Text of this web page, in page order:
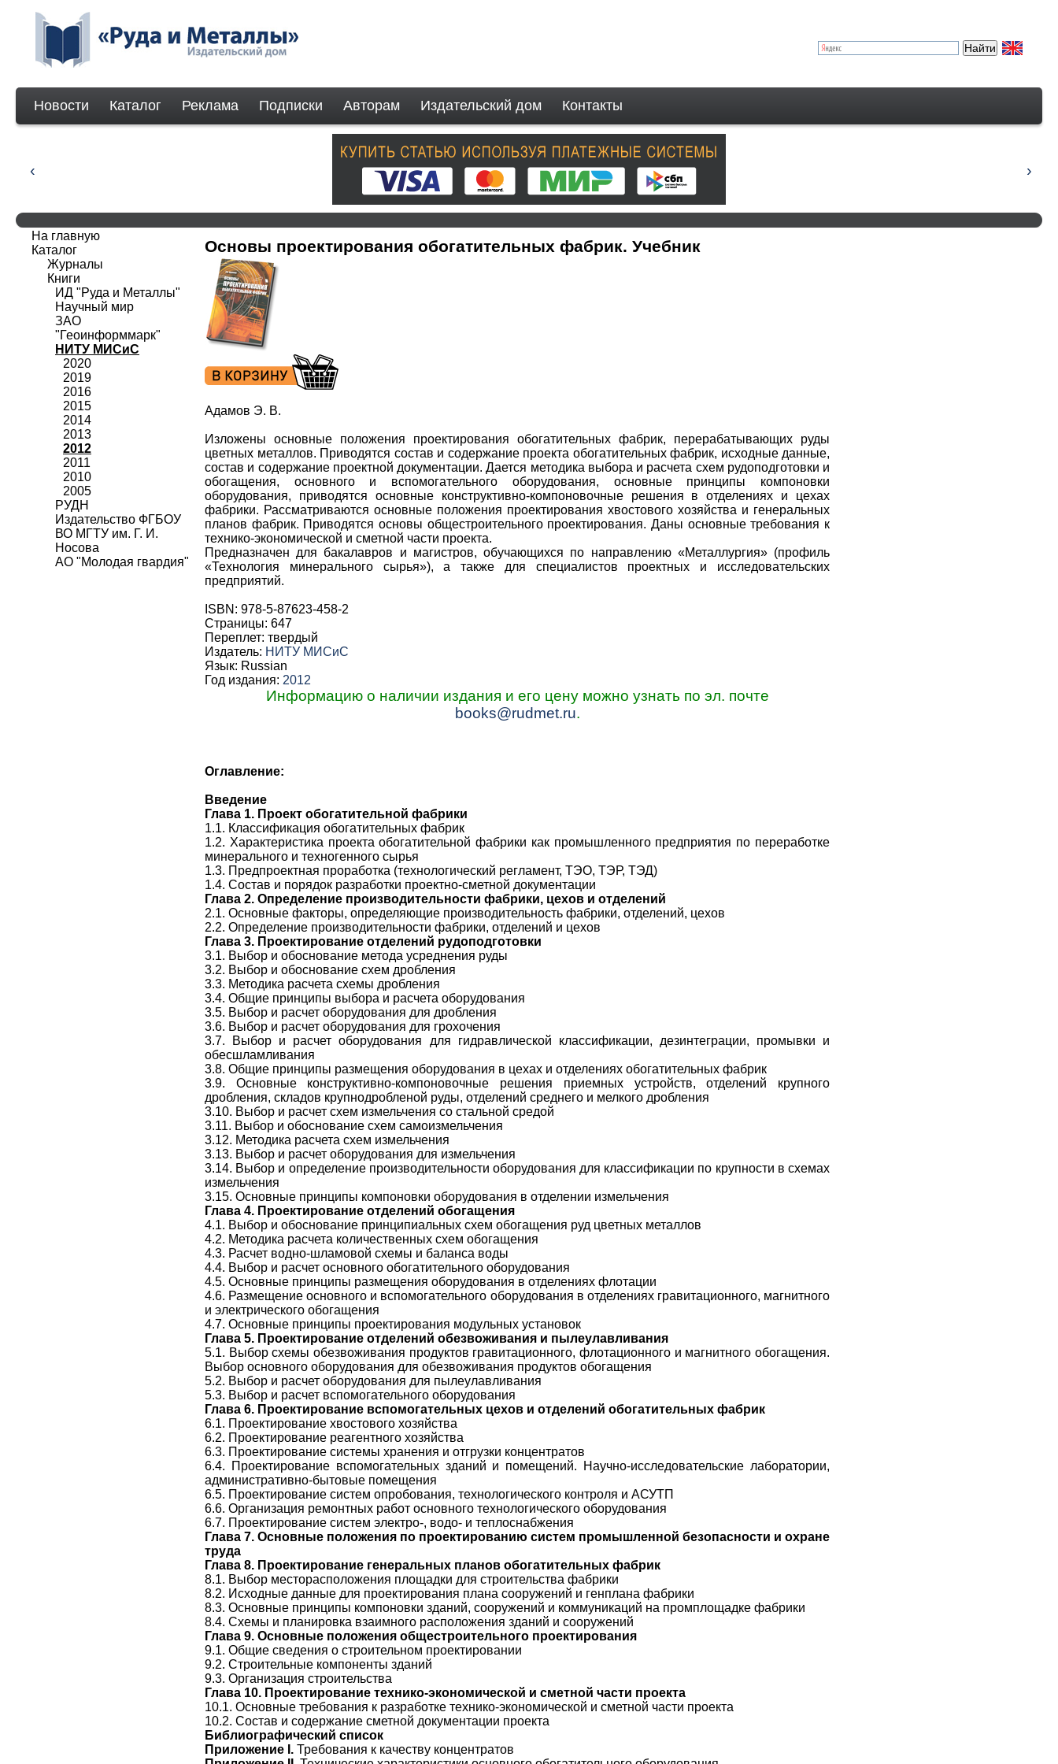
Новости Каталог Реклама Подписки Авторам Издательский дом Контакты
Основы проектирования обогатительных фабрик. Учебник
Адамов Э. В.
Изложены основные положения проектирования обогатительных фабрик, перерабатывающих руды
цветных металлов. Приводятся состав и содержание проекта обогатительных фабрик, исходные данные,
состав и содержание проектной документации. Дается методика выбора и расчета схем рудоподготовки и
обогащения, основного и вспомогательного оборудования, основные принципы компоновки
оборудования, приводятся основные конструктивно-компоновочные решения в отделениях и цехах
фабрики. Рассматриваются основные положения проектирования хвостового хозяйства и генеральных
планов фабрик. Приводятся основы общестроительного проектирования. Даны основные требования к
технико-экономической и сметной части проекта.
Предназначен для бакалавров и магистров, обучающихся по направлению «Металлургия» (профиль
«Технология минерального сырья»), а также для специалистов проектных и исследовательских
предприятий.
ISBN: 978-5-87623-458-2
Страницы: 647
Переплет: твердый
Издатель: НИТУ МИСиС
Язык: Russian
Год издания: 2012
Информацию о наличии издания и его цену можно узнать по эл. почте
books@rudmet.ru.
Оглавление:
Введение
Глава 1. Проект обогатительной фабрики
1.1. Классификация обогатительных фабрик
1.2. Характеристика проекта обогатительной фабрики как промышленного предприятия по переработке
минерального и техногенного сырья
1.3. Предпроектная проработка (технологический регламент, ТЭО, ТЭР, ТЭД)
1.4. Состав и порядок разработки проектно-сметной документации
Глава 2. Определение производительности фабрики, цехов и отделений
2.1. Основные факторы, определяющие производительность фабрики, отделений, цехов
2.2. Определение производительности фабрики, отделений и цехов
Глава 3. Проектирование отделений рудоподготовки
3.1. Выбор и обоснование метода усреднения руды
3.2. Выбор и обоснование схем дробления
3.3. Методика расчета схемы дробления
3.4. Общие принципы выбора и расчета оборудования
3.5. Выбор и расчет оборудования для дробления
3.6. Выбор и расчет оборудования для грохочения
3.7. Выбор и расчет оборудования для гидравлической классификации, дезинтеграции, промывки и
обесшламливания
3.8. Общие принципы размещения оборудования в цехах и отделениях обогатительных фабрик
3.9. Основные конструктивно-компоновочные решения приемных устройств, отделений крупного
дробления, складов крупнодробленой руды, отделений среднего и мелкого дробления
3.10. Выбор и расчет схем измельчения со стальной средой
3.11. Выбор и обоснование схем самоизмельчения
3.12. Методика расчета схем измельчения
3.13. Выбор и расчет оборудования для измельчения
3.14. Выбор и определение производительности оборудования для классификации по крупности в схемах
измельчения
3.15. Основные принципы компоновки оборудования в отделении измельчения
Глава 4. Проектирование отделений обогащения
4.1. Выбор и обоснование принципиальных схем обогащения руд цветных металлов
4.2. Методика расчета количественных схем обогащения
4.3. Расчет водно-шламовой схемы и баланса воды
4.4. Выбор и расчет основного обогатительного оборудования
4.5. Основные принципы размещения оборудования в отделениях флотации
4.6. Размещение основного и вспомогательного оборудования в отделениях гравитационного, магнитного
и электрического обогащения
4.7. Основные принципы проектирования модульных установок
Глава 5. Проектирование отделений обезвоживания и пылеулавливания
5.1. Выбор схемы обезвоживания продуктов гравитационного, флотационного и магнитного обогащения.
Выбор основного оборудования для обезвоживания продуктов обогащения
5.2. Выбор и расчет оборудования для пылеулавливания
5.3. Выбор и расчет вспомогательного оборудования
Глава 6. Проектирование вспомогательных цехов и отделений обогатительных фабрик
6.1. Проектирование хвостового хозяйства
6.2. Проектирование реагентного хозяйства
6.3. Проектирование системы хранения и отгрузки концентратов
6.4. Проектирование вспомогательных зданий и помещений. Научно-исследовательские лаборатории,
административно-бытовые помещения
6.5. Проектирование систем опробования, технологического контроля и АСУТП
6.6. Организация ремонтных работ основного технологического оборудования
6.7. Проектирование систем электро-, водо- и теплоснабжения
Глава 7. Основные положения по проектированию систем промышленной безопасности и охране
труда
Глава 8. Проектирование генеральных планов обогатительных фабрик
8.1. Выбор месторасположения площадки для строительства фабрики
8.2. Исходные данные для проектирования плана сооружений и генплана фабрики
8.3. Основные принципы компоновки зданий, сооружений и коммуникаций на промплощадке фабрики
8.4. Схемы и планировка взаимного расположения зданий и сооружений
Глава 9. Основные положения общестроительного проектирования
9.1. Общие сведения о строительном проектировании
9.2. Строительные компоненты зданий
9.3. Организация строительства
Глава 10. Проектирование технико-экономической и сметной части проекта
10.1. Основные требования к разработке технико-экономической и сметной части проекта
10.2. Состав и содержание сметной документации проекта
Библиографический список
Приложение I. Требования к качеству концентратов
На главную
Каталог
Журналы
Книги
ИД "Руда и Металлы"
Научный мир
ЗАО
"Геоинформмарк"
НИТУ МИСиС
2020
2019
2016
2015
2014
2013
2012
2011
2010
2005
РУДН
Издательство ФГБОУ
ВО МГТУ им. Г. И.
Носова
АО "Молодая гвардия"